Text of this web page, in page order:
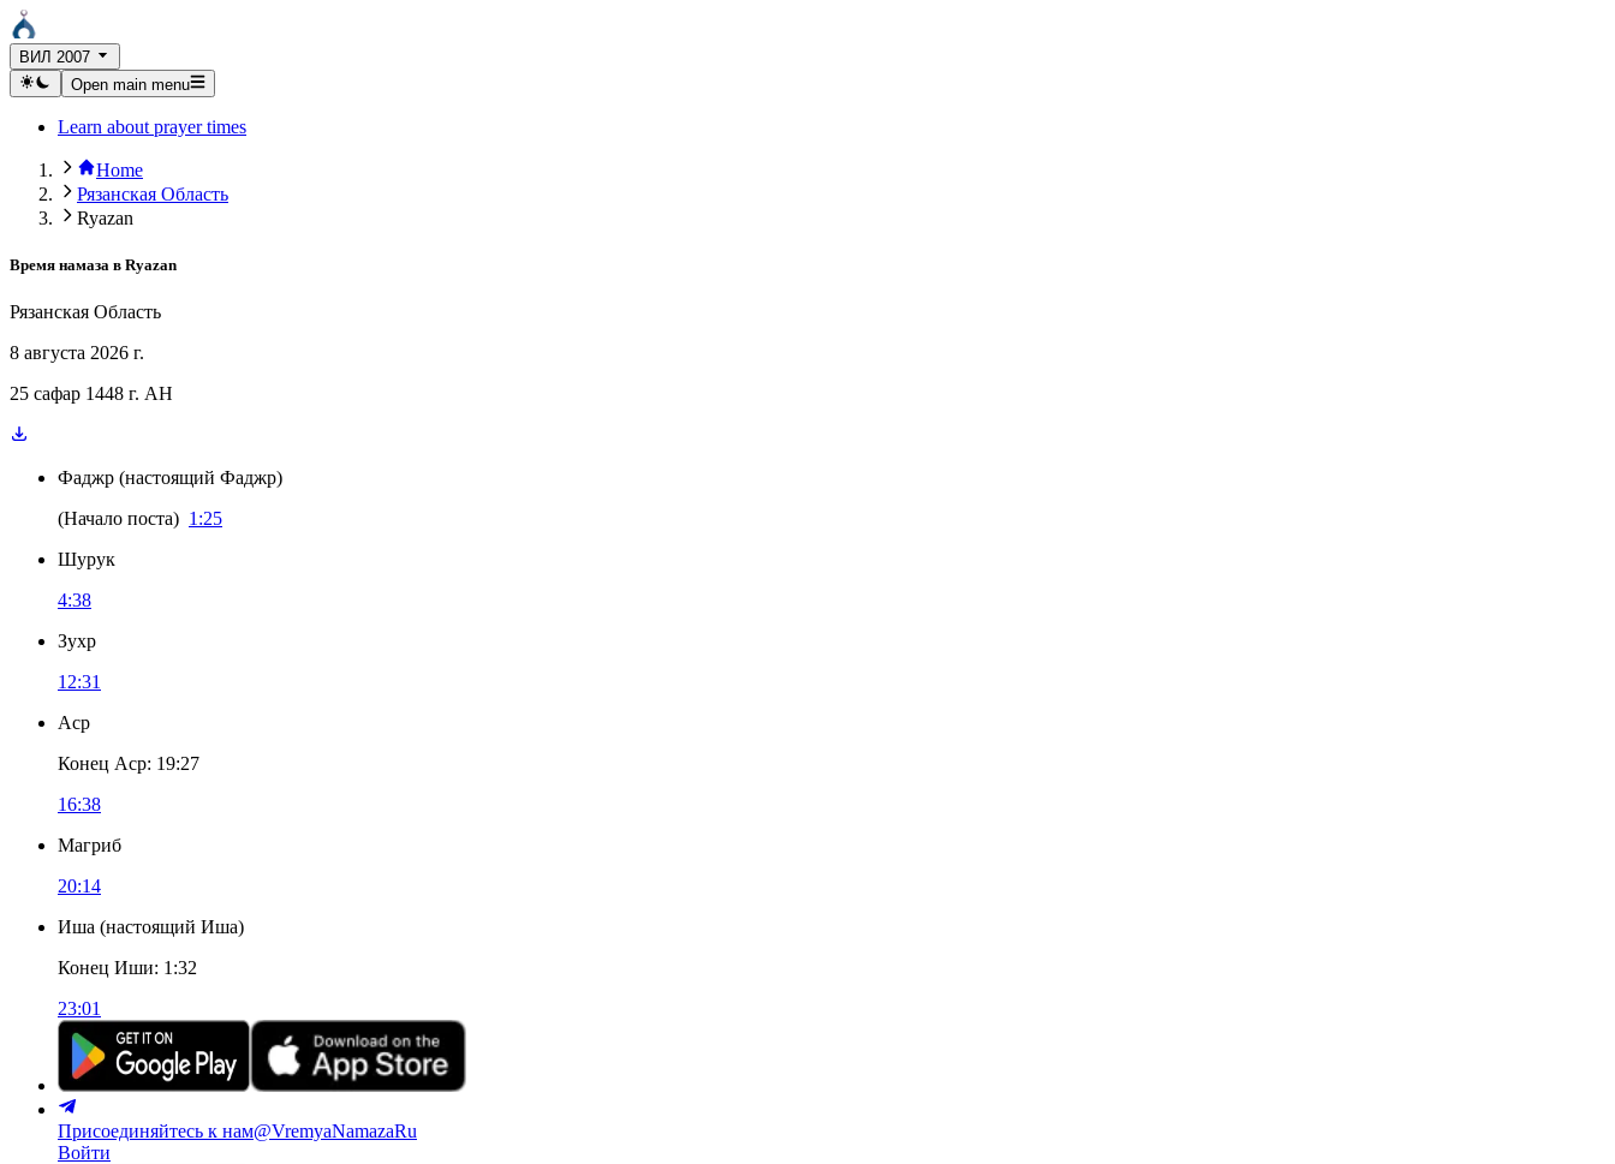
ВИЛ 2007
Open main menu
Learn about prayer times
Home
Рязанская Область
Ryazan
Время намаза в Ryazan
Рязанская Область
8 августа 2026 г.
25 сафар 1448 г. AH
Фаджр (настоящий Фаджр)
(Начало поста) 1:25
Шурук
4:38
Зухр
12:31
Аср
Конец Аср: 19:27
16:38
Магриб
20:14
Иша (настоящий Иша)
Конец Иши: 1:32
23:01
Присоединяйтесь к нам@VremyaNamazaRu
Войти